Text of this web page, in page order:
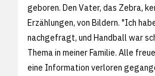
geboren. Den Vater, das Zebra,
Erzählungen, von Bildern. "Ich
nachgefragt, und Handball war
Thema in meiner Familie. Alle
eine Information verloren